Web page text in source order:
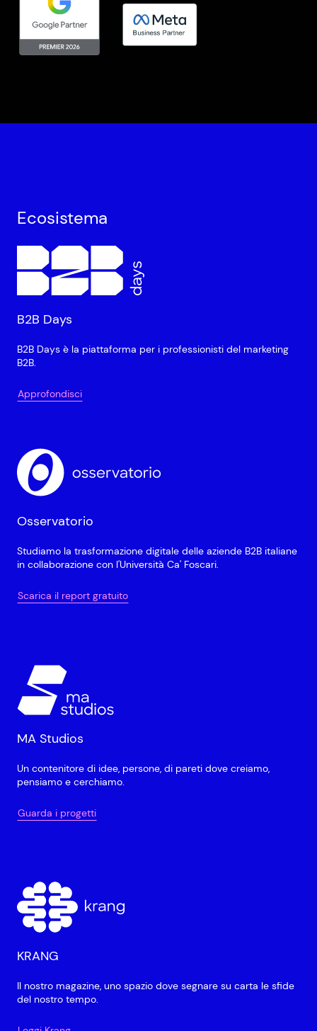
Ecosistema
B2B Days
B2B Days è la piattaforma per i professionisti del marketing
B2B.
Approfondisci
Osservatorio
Studiamo la trasformazione digitale delle aziende B2B italiane
in collaborazione con l'Università Ca' Foscari.
Scarica il report gratuito
MA Studios
Un contenitore di idee, persone, di pareti dove creiamo,
pensiamo e cerchiamo.
Guarda i progetti
KRANG
Il nostro magazine, uno spazio dove segnare su carta le sfide
del nostro tempo.